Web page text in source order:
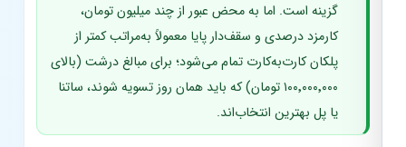
گزینه است. اما به محض عبور از چند میلیون تومان،
کارمزد درصدی و سقف‌دار پایا معمولاً به‌مراتب کمتر از
پلکان کارت‌به‌کارت تمام می‌شود؛ برای مبالغ درشت (بالای
۱۰۰٬۰۰۰٬۰۰۰ تومان) که باید همان روز تسویه شوند، ساتنا
یا پل بهترین انتخاب‌اند.